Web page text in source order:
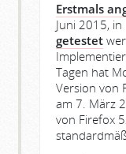
Erstmals
Juni 2015,
getestet
Tagen hat
Version von
am 7. März
von Firefox